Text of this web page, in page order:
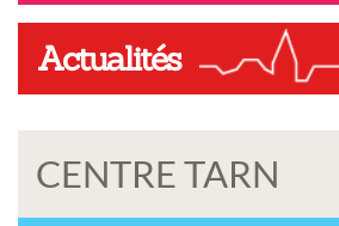
Actualités
CENTRE TARN